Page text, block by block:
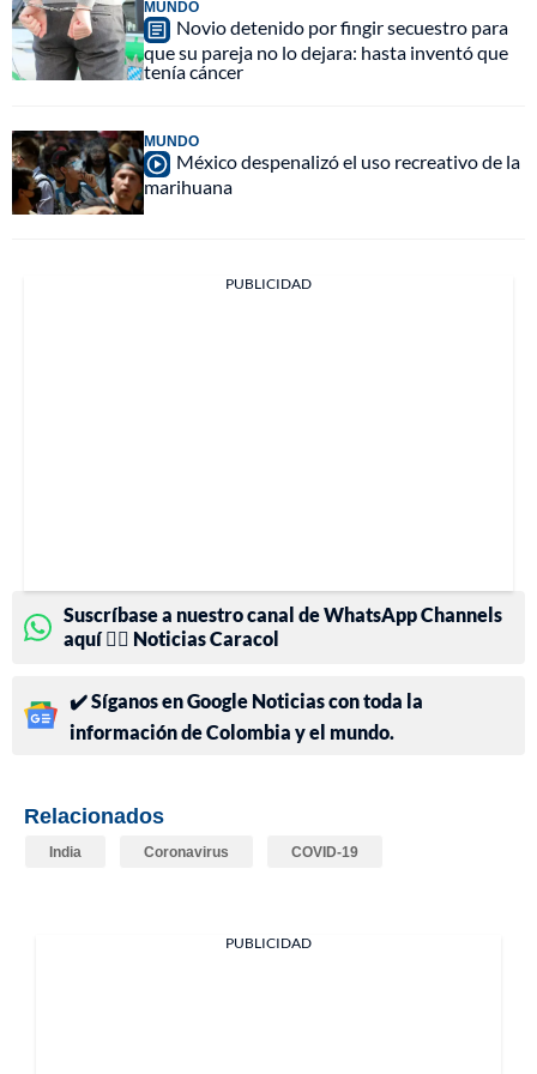
MUNDO
Novio detenido por fingir secuestro para
que su pareja no lo dejara: hasta inventó que
tenía cáncer
MUNDO
México despenalizó el uso recreativo de la
marihuana
PUBLICIDAD
Suscríbase a nuestro canal de WhatsApp Channels
aquí 👉🏻 Noticias Caracol
✔️ Síganos en Google Noticias con toda la
información de Colombia y el mundo.
Relacionados
India Coronavirus COVID-19
PUBLICIDAD